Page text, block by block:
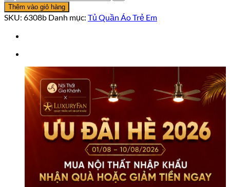
áo
họa
xe
tô
6308B
lượng
Thêm vào giỏ hàng
SKU: 6308b Danh mục: Tủ Quần Áo Trẻ Em